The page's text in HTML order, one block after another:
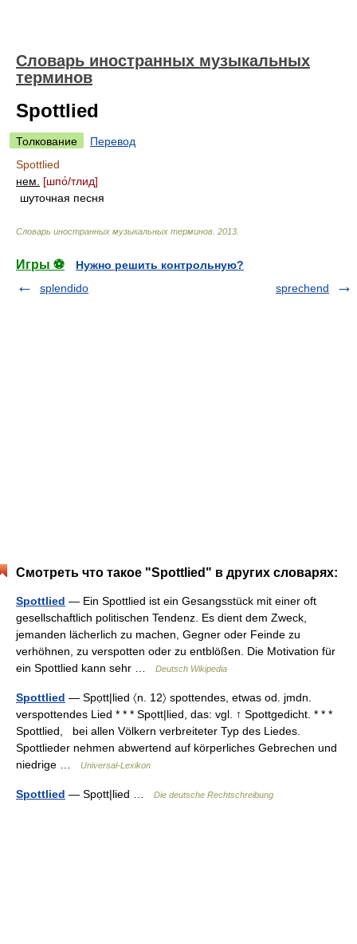
Словарь иностранных музыкальных
терминов
Spottlied
Толкование
Перевод
Spottlied
нем.
[шпо́/тлид]
шуточная песня
Словарь иностранных музыкальных терминов 2013
Игры ⚽
Нужно решить контрольную?
splendido
sprechend
Смотреть что такое "Spottlied" в других словарях:
Spottlied — Ein Spottlied ist ein Gesangsstück mit einer oft
gesellschaftlich politischen Tendenz. Es dient dem Zweck,
jemanden lächerlich zu machen, Gegner oder Feinde zu
verhöhnen, zu verspotten oder zu entblößen. Die Motivation für
ein Spottlied kann sehr …
Deutsch Wikipedia
Spottlied — Spọtt|lied 〈n. 12〉 spottendes, etwas od. jmdn.
verspottendes Lied * * * Spọtt|lied, das: vgl. ↑ Spottgedicht. * * *
Spottlied, bei allen Völkern verbreiteter Typ des Liedes.
Spottlieder nehmen abwertend auf körperliches Gebrechen und
niedrige …
Universal-Lexikon
Spottlied — Spọtt|lied … Die deutsche Rechtschreibung